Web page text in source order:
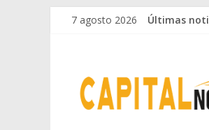
7 agosto 2026 Últimas